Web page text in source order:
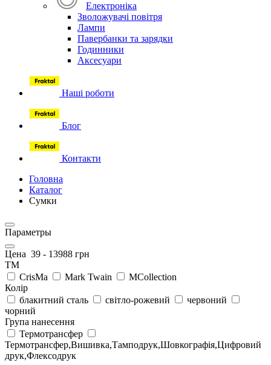
Електроніка
Зволожувачі повітря
Лампи
Павербанки та зарядки
Годинники
Аксесуари
Наші роботи
Блог
Контакти
Головна
Каталог
Сумки
Параметры
Цена 39 - 13988 грн
ТМ
CrisMa
Mark Twain
MCollection
Колір
блакитний сталь
світло-рожевий
червоний
чорний
Група нанесення
Термотрансфер
Термотрансфер,Вишивка,Тамподрук,Шовкографія,Цифровий
друк,Флексодрук